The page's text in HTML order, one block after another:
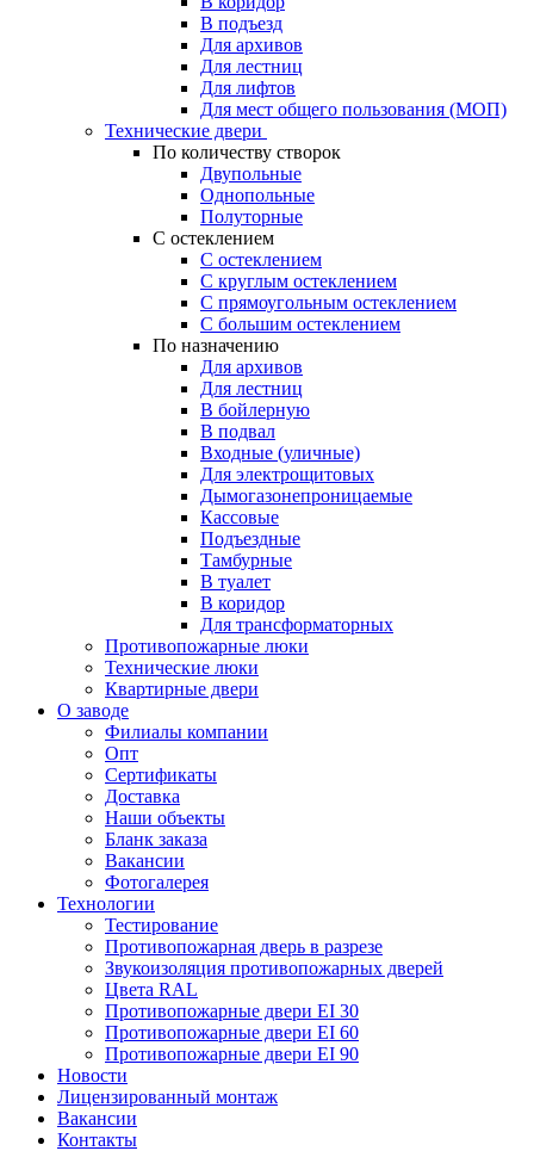
В подъезд
Для архивов
Для лестниц
Для лифтов
Для мест общего пользования (МОП)
Технические двери
По количеству створок
Двупольные
Однопольные
Полуторные
С остеклением
С остеклением
С круглым остеклением
С прямоугольным остеклением
С большим остеклением
По назначению
Для архивов
Для лестниц
В бойлерную
В подвал
Входные (уличные)
Для электрощитовых
Дымогазонепроницаемые
Кассовые
Подъездные
Тамбурные
В туалет
В коридор
Для трансформаторных
Противопожарные люки
Технические люки
Квартирные двери
О заводе
Филиалы компании
Опт
Сертификаты
Доставка
Наши объекты
Бланк заказа
Вакансии
Фотогалерея
Технологии
Тестирование
Противопожарная дверь в разрезе
Звукоизоляция противопожарных дверей
Цвета RAL
Противопожарные двери EI 30
Противопожарные двери EI 60
Противопожарные двери EI 90
Новости
Лицензированный монтаж
Вакансии
Контакты